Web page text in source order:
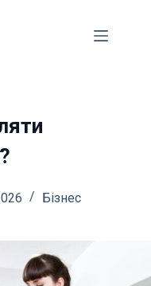
Бізнес